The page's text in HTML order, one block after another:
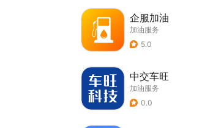
企服加油
加油服务
5.0
中交车旺
加油服务
0.0